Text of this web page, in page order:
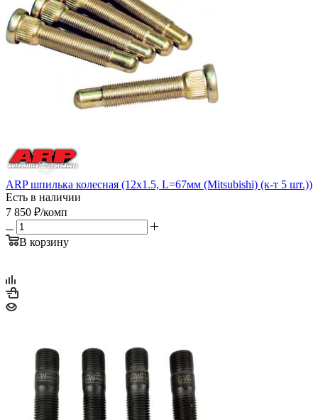
ARP шпилька колесная (12х1.5, L=67мм (Mitsubishi) (к-т 5 шт.))
Есть в наличии
7 850 ₽/комп
В корзину